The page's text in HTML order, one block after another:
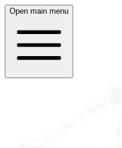
Open main menu